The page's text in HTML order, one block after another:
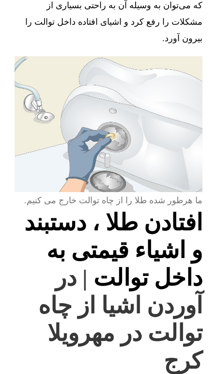
که می‌توان به وسیله آن به راحتی بسیاری از
مشکلات را رفع کرد و اشیای افتاده داخل توالت را
بیرون آورد.
ما هرطور شده طلا را از چاه توالت خارج می کنیم.
افتادن طلا ، دستبند
و اشیاء قیمتی به
داخل توالت | در
آوردن اشیا از چاه
توالت در مهرویلا
کرج